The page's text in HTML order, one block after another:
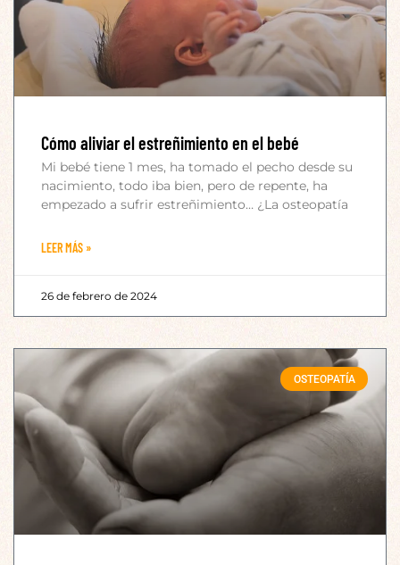
Cómo aliviar el estreñimiento en el bebé
Mi bebé tiene 1 mes, ha tomado el pecho desde su
nacimiento, todo iba bien, pero de repente, ha
empezado a sufrir estreñimiento… ¿La osteopatía
LEER MÁS »
26 de febrero de 2024
OSTEOPATÍA